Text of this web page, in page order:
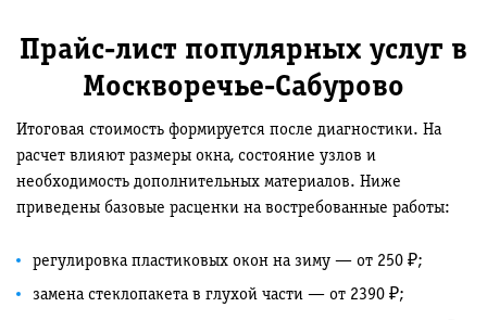
Прайс-лист популярных услуг в
Москворечье-Сабурово
Итоговая стоимость формируется после диагностики. На
расчет влияют размеры окна, состояние узлов и
необходимость дополнительных материалов. Ниже
приведены базовые расценки на востребованные работы:
регулировка пластиковых окон на зиму — от 250 ₽;
замена стеклопакета в глухой части — от 2390 ₽;